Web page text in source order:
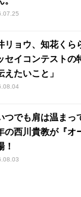
リョウ、知花くら
セイコンテストの
えたいこと」
つでも肩は温ま
の西川貴教が『オ
！